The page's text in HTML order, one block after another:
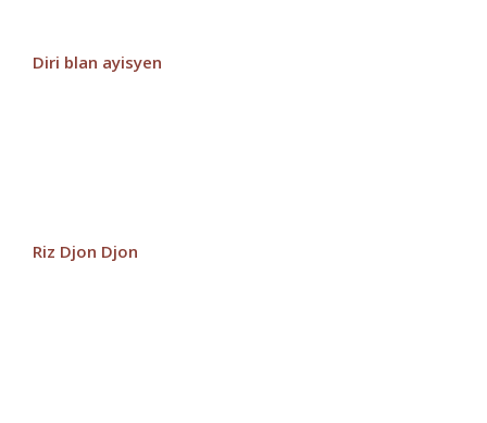
Diri blan ayisyen
Riz Djon Djon